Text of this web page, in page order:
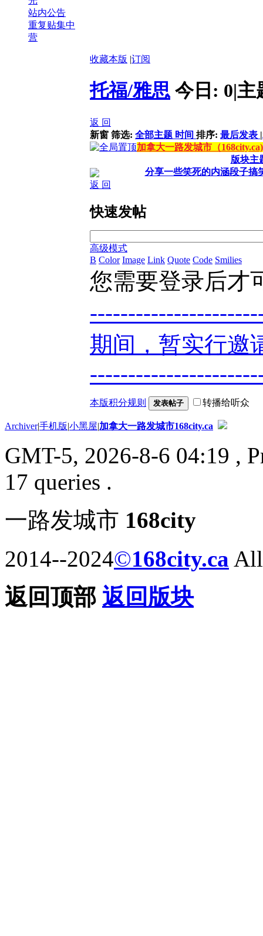
站内公告
重复贴集中
营
收藏本版 |订阅
托福/雅思 今日: 0|主
返 回
新窗 筛选: 全部主题 时间 排序: 最后发表 |
加拿大一路发城市（
版块主
分享一些笑死的内涵段子搞
返 回
快速发帖
高级模式
B Color Image Link Quote Code Smilies
您需要登录后才
期间，暂实行
本版积分规则 发表帖子 转播给听众
Archiver|手机版|小黑屋|加拿大一路发城市168city.ca
GMT-5, 2026-8-6 04:19 ,
17 queries .
一路发城市 168city
2014--2024©168city.ca All
返回顶部 返回版块